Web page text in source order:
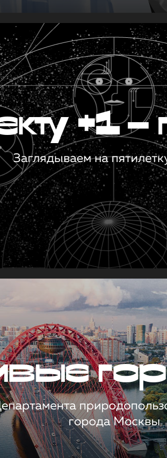
+1 —
Заглядываем на
города Москвы